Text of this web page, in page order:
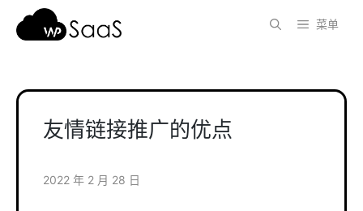
菜单
友情链接推广的优点
2022 年 2 月 28 日